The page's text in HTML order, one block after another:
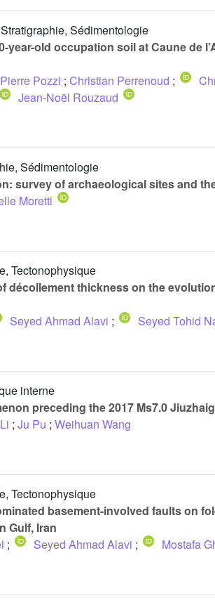
Sédimentologie
year-old occupation soil at Caune de
Pozzi ; Christian Perrenoud ;
Jean-Noël Rouzaud
Sédimentologie
survey of archaeological sites and
Moretti
Tectonophysique
décollement thickness on the
Seyed Ahmad Alavi ; Seyed Tohid
interne
preceding the 2017 Ms7.0
; Ju Pu ; Weihuan Wang
Tectonophysique
basement-involved faults on
Gulf, Iran
; Seyed Ahmad Alavi ; Mostafa